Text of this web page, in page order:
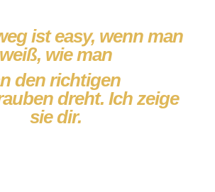
ist easy, wenn man
weiß, wie man
den richtigen
dreht. Ich zeige
sie dir.